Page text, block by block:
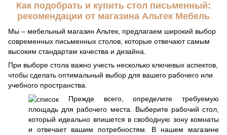
Как подобрать и купить стол письменный:
рекомендации от магазина Альтек Мебель
Мы – мебельный магазин Альтек, предлагаем широкий выбор
современных письменных столов, которые отвечают самым
высоким стандартам качества и дизайна.
При выборе стола важно учесть несколько ключевых аспектов,
чтобы сделать оптимальный выбор для вашего рабочего или
учебного пространства.
Прежде всего, определите требуемую
площадь для рабочего места. Выберите рабочий стол,
который идеально впишется в свободную зону комнаты
и отвечает вашим потребностям. В нашем магазине